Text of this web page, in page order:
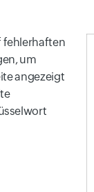
fehlerhaften
um
angezeigt